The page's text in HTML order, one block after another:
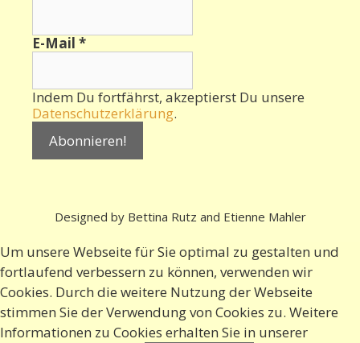
E-Mail *
Indem Du fortfährst, akzeptierst Du unsere
Datenschutzerklärung.
Designed by Bettina Rutz and Etienne Mahler
Um unsere Webseite für Sie optimal zu gestalten und
fortlaufend verbessern zu können, verwenden wir
Cookies. Durch die weitere Nutzung der Webseite
stimmen Sie der Verwendung von Cookies zu. Weitere
Informationen zu Cookies erhalten Sie in unserer